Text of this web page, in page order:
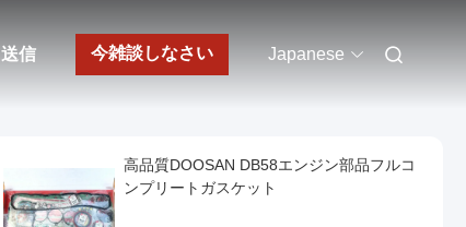
送信 今雑談しなさい Japanese
高品質DOOSAN DB58エンジン部品フルコ
ンプリートガスケット